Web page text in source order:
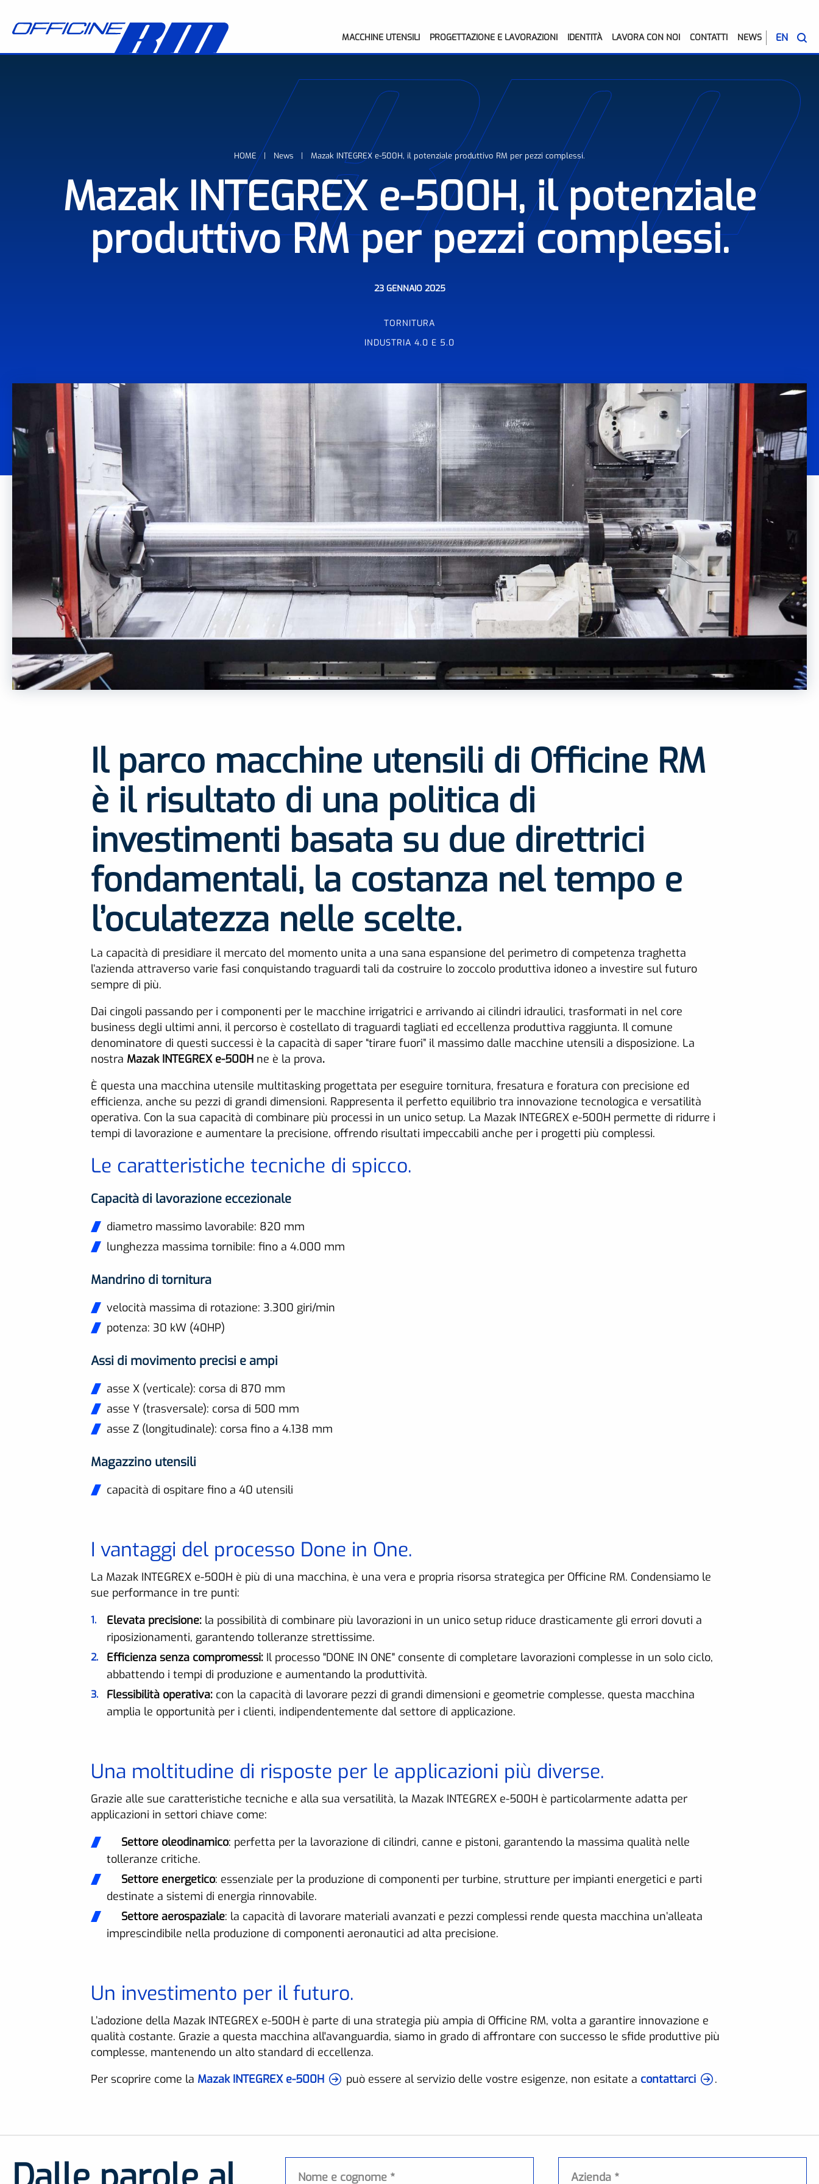
Briciole di pane
HOME News Mazak INTEGREX e-500H, il potenziale produttivo RM per pezzi complessi.
Mazak INTEGREX e-500H, il potenziale
produttivo RM per pezzi complessi.
23 GENNAIO 2025
TORNITURA
INDUSTRIA 4.0 E 5.0
Il parco macchine utensili di Officine RM
è il risultato di una politica di
investimenti basata su due direttrici
fondamentali, la costanza nel tempo e
l’oculatezza nelle scelte.
La capacità di presidiare il mercato del momento unita a una sana espansione del perimetro di competenza traghetta
l’azienda attraverso varie fasi conquistando traguardi tali da costruire lo zoccolo produttiva idoneo a investire sul futuro
sempre di più.
Dai cingoli passando per i componenti per le macchine irrigatrici e arrivando ai cilindri idraulici, trasformati in nel core
business degli ultimi anni, il percorso è costellato di traguardi tagliati ed eccellenza produttiva raggiunta. Il comune
denominatore di questi successi è la capacità di saper “tirare fuori” il massimo dalle macchine utensili a disposizione. La
nostra Mazak INTEGREX e-500Hne è la prova.
È questa una macchina utensile multitasking progettata per eseguire tornitura, fresatura e foratura con precisione ed
efficienza, anche su pezzi di grandi dimensioni. Rappresenta il perfetto equilibrio tra innovazione tecnologica e versatilità
operativa. Con la sua capacità di combinare più processi in un unico setup. La Mazak INTEGREX e-500H permette di ridurre i
tempi di lavorazione e aumentare la precisione, offrendo risultati impeccabili anche per i progetti più complessi.
Le caratteristiche tecniche di spicco.
Capacità di lavorazione eccezionale
diametro massimo lavorabile: 820 mm
lunghezza massima tornibile: fino a 4.000 mm
Mandrino di tornitura
velocità massima di rotazione: 3.300 giri/min
potenza: 30 kW (40HP)
Assi di movimento precisi e ampi
asse X (verticale): corsa di 870 mm
asse Y (trasversale): corsa di 500 mm
asse Z (longitudinale): corsa fino a 4.138 mm
Magazzino utensili
capacità di ospitare fino a 40 utensili
I vantaggi del processo Done in One.
La Mazak INTEGREX e-500H è più di una macchina, è una vera e propria risorsa strategica per Officine RM. Condensiamo le
sue performance in tre punti:
Elevata precisione:la possibilità di combinare più lavorazioni in un unico setup riduce drasticamente gli errori dovuti a
riposizionamenti, garantendo tolleranze strettissime.
Efficienza senza compromessi:Il processo "DONE IN ONE" consente di completare lavorazioni complesse in un solo ciclo,
abbattendo i tempi di produzione e aumentando la produttività.
Flessibilità operativa:con la capacità di lavorare pezzi di grandi dimensioni e geometrie complesse, questa macchina
amplia le opportunità per i clienti, indipendentemente dal settore di applicazione.
Una moltitudine di risposte per le applicazioni più diverse.
Grazie alle sue caratteristiche tecniche e alla sua versatilità, la Mazak INTEGREX e-500H è particolarmente adatta per
applicazioni in settori chiave come:
Settore oleodinamico: perfetta per la lavorazione di cilindri, canne e pistoni, garantendo la massima qualità nelle
tolleranze critiche.
Settore energetico: essenziale per la produzione di componenti per turbine, strutture per impianti energetici e parti
destinate a sistemi di energia rinnovabile.
Settore aerospaziale: la capacità di lavorare materiali avanzati e pezzi complessi rende questa macchina un’alleata
imprescindibile nella produzione di componenti aeronautici ad alta precisione.
Un investimento per il futuro.
L’adozione della Mazak INTEGREX e-500H è parte di una strategia più ampia di Officine RM, volta a garantire innovazione e
qualità costante. Grazie a questa macchina all'avanguardia, siamo in grado di affrontare con successo le sfide produttive più
complesse, mantenendo un alto standard di eccellenza.
Per scoprire come la Mazak INTEGREX e-500H può essere al servizio delle vostre esigenze, non esitate a contattarci .
MACCHINE UTENSILI PROGETTAZIONE E LAVORAZIONI IDENTITÀ LAVORA CON NOI CONTATTI NEWS EN